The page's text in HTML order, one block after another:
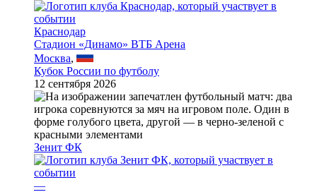
Краснодар
Стадион «Динамо» ВТБ Арена
Москва,
Кубок России по футболу
12 сентября 2026
Зенит ФК
—